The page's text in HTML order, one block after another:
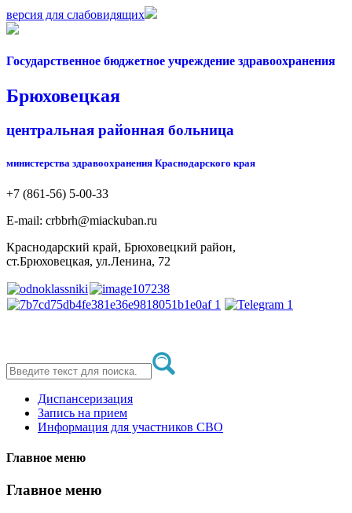
версия для слабовидящих
Государственное бюджетное учреждение здравоохранения
Брюховецкая
центральная районная больница
министерства здравоохранения Краснодарского края
+7 (861-56) 5-00-33
Е-mail: crbbrh@miackuban.ru
Краснодарский край, Брюховецкий район,
ст.Брюховецкая, ул.Ленина, 72
Диспансеризация
Запись на прием
Информация для участников СВО
Главное меню
Главное меню